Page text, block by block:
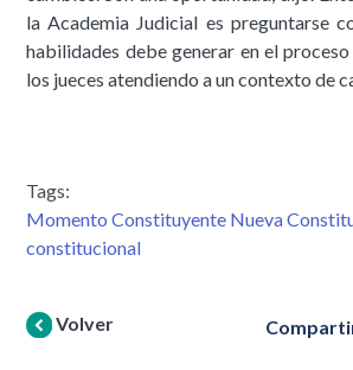
la Academia Judicial es preguntarse
habilidades debe generar en el
los jueces atendiendo a un contexto de
Tags:
Momento Constituyente Nueva
constitucional
Volver